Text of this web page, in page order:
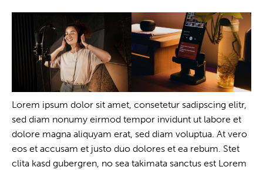
Lorem ipsum dolor sit amet, consetetur sadipscing elitr,
sed diam nonumy eirmod tempor invidunt ut labore et
dolore magna aliquyam erat, sed diam voluptua. At vero
eos et accusam et justo duo dolores et ea rebum. Stet
clita kasd gubergren, no sea takimata sanctus est Lorem